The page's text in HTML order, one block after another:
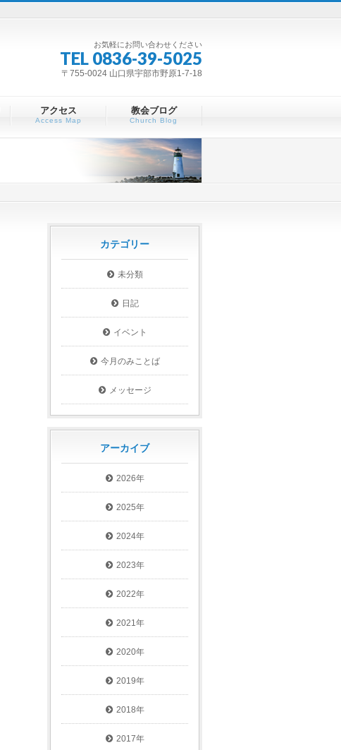
お気軽にお問い合わせください
TEL 0836-39-5025
〒755-0024 山口県宇部市野原1-7-18
アクセス
Access Map
教会ブログ
Church Blog
カテゴリー
未分類
日記
イベント
今月のみことば
メッセージ
アーカイブ
2026年
2025年
2024年
2023年
2022年
2021年
2020年
2019年
2018年
2017年